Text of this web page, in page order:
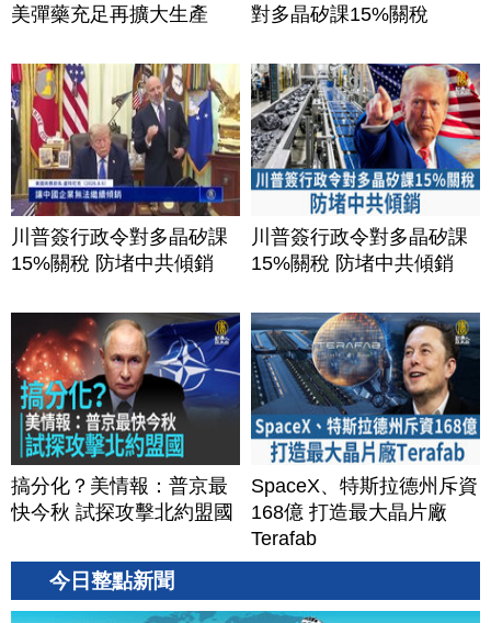
美彈藥充足再擴大生產
對多晶矽課15%關稅
川普簽行政令對多晶矽課
15%關稅 防堵中共傾銷
川普簽行政令對多晶矽課
15%關稅 防堵中共傾銷
搞分化？美情報：普京最
快今秋 試探攻擊北約盟國
SpaceX、特斯拉德州斥資
168億 打造最大晶片廠
Terafab
今日整點新聞